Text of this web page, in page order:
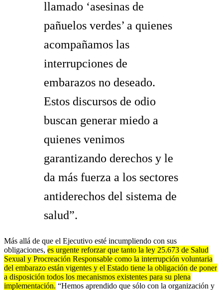
llamado ‘asesinas de
pañuelos verdes’ a quienes
acompañamos las
interrupciones de
embarazos no deseado.
Estos discursos de odio
buscan generar miedo a
quienes venimos
garantizando derechos y le
da más fuerza a los sectores
antiderechos del sistema de
salud”.
Más allá de que el Ejecutivo esté incumpliendo con sus
obligaciones, es urgente reforzar que tanto la ley 25.673 de Salud
Sexual y Procreación Responsable como la interrupción voluntaria
del embarazo están vigentes y el Estado tiene la obligación de poner
a disposición todos los mecanismos existentes para su plena
implementación. “Hemos aprendido que sólo con la organización y